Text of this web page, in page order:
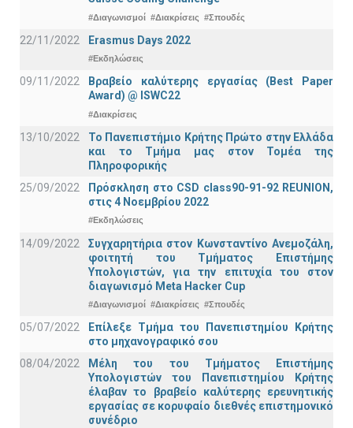
#Διαγωνισμοί #Διακρίσεις #Σπουδές
22/11/2022 Erasmus Days 2022
#Εκδηλώσεις
09/11/2022
Βραβείο καλύτερης εργασίας (Best Paper
Award) @ ISWC22
#Διακρίσεις
13/10/2022
Το Πανεπιστήμιο Κρήτης Πρώτο στην Ελλάδα
και το Τμήμα μας στον Τομέα της
Πληροφορικής
25/09/2022
Πρόσκληση στο CSD class90-91-92 REUNION,
στις 4 Νοεμβρίου 2022
#Εκδηλώσεις
14/09/2022
Συγχαρητήρια στον Κωνσταντίνο Ανεμοζάλη,
φοιτητή του Τμήματος Επιστήμης
Υπολογιστών, για την επιτυχία του στον
διαγωνισμό Meta Hacker Cup
#Διαγωνισμοί #Διακρίσεις #Σπουδές
05/07/2022
Επίλεξε Τμήμα του Πανεπιστημίου Κρήτης
στο μηχανογραφικό σου
08/04/2022
Μέλη του του Τμήματος Επιστήμης
Υπολογιστών του Πανεπιστημίου Κρήτης
έλαβαν το βραβείο καλύτερης ερευνητικής
εργασίας σε κορυφαίο διεθνές επιστημονικό
συνέδριο